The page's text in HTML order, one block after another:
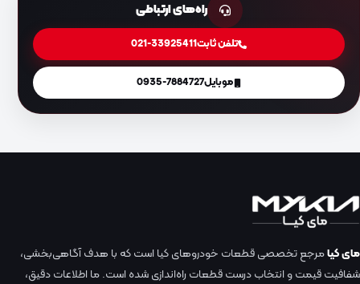
راه‌های ارتباطی
تلفن ثابت021-33925411
موبایل0935-7884727
مای کیامرجع تخصصی قطعات خودروهای کیا است که با هدف آگاهی‌بخشی،
شفافیت قیمت و انتخاب درست قطعات راه‌اندازی شده است. ما اطلاعات دقیق،